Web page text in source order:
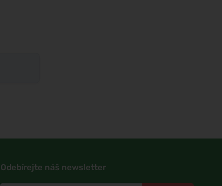
Odebírejte náš newsletter